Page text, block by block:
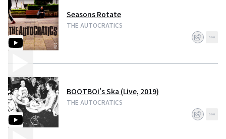
Seasons Rotate
THE AUTOCRATICS
BOOTBOi's Ska (Live, 2019)
THE AUTOCRATICS